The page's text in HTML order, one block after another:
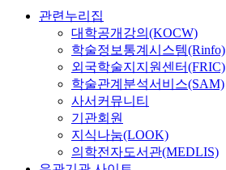
관련누리집
대학공개강의(KOCW)
학술정보통계시스템(Rinfo)
외국학술지지원센터(FRIC)
학술관계분석서비스(SAM)
사서커뮤니티
기관회원
지식나눔(LOOK)
의학전자도서관(MEDLIS)